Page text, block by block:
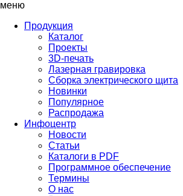
меню
Продукция
Каталог
Проекты
3D-печать
Лазерная гравировка
Сборка электрического щита
Новинки
Популярное
Распродажа
Инфоцентр
Новости
Статьи
Каталоги в PDF
Программное обеспечение
Термины
О нас